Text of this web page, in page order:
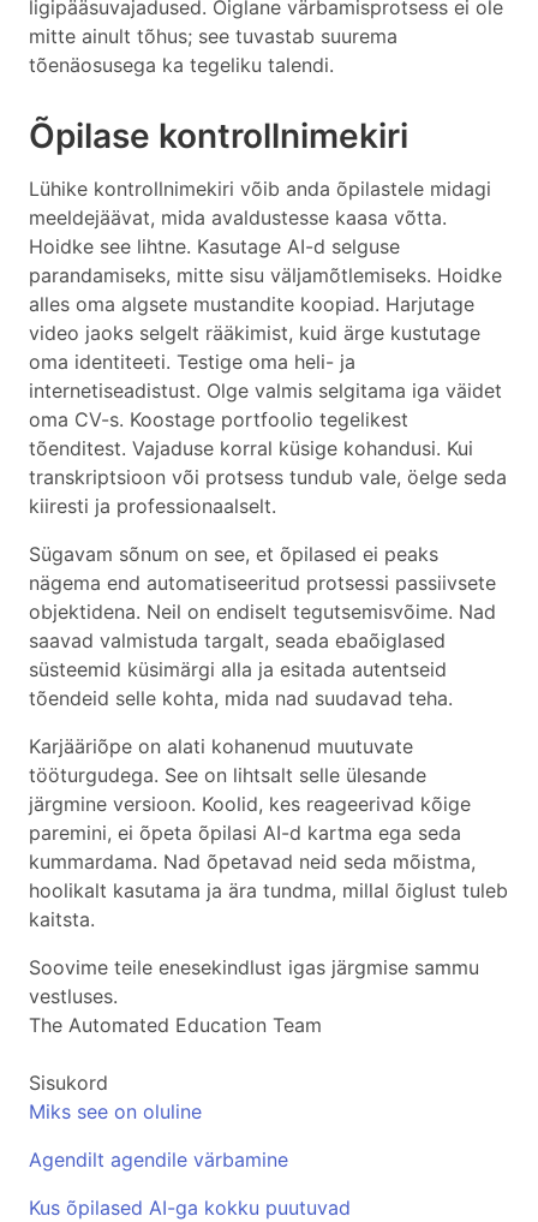
ligipääsuvajadused. Õiglane värbamisprotsess ei ole
mitte ainult tõhus; see tuvastab suurema
tõenäosusega ka tegeliku talendi.
Õpilase kontrollnimekiri
Lühike kontrollnimekiri võib anda õpilastele midagi
meeldejäävat, mida avaldustesse kaasa võtta.
Hoidke see lihtne. Kasutage AI-d selguse
parandamiseks, mitte sisu väljamõtlemiseks. Hoidke
alles oma algsete mustandite koopiad. Harjutage
video jaoks selgelt rääkimist, kuid ärge kustutage
oma identiteeti. Testige oma heli- ja
internetiseadistust. Olge valmis selgitama iga väidet
oma CV-s. Koostage portfoolio tegelikest
tõenditest. Vajaduse korral küsige kohandusi. Kui
transkriptsioon või protsess tundub vale, öelge seda
kiiresti ja professionaalselt.
Sügavam sõnum on see, et õpilased ei peaks
nägema end automatiseeritud protsessi passiivsete
objektidena. Neil on endiselt tegutsemisvõime. Nad
saavad valmistuda targalt, seada ebaõiglased
süsteemid küsimärgi alla ja esitada autentseid
tõendeid selle kohta, mida nad suudavad teha.
Karjääriõpe on alati kohanenud muutuvate
tööturgudega. See on lihtsalt selle ülesande
järgmine versioon. Koolid, kes reageerivad kõige
paremini, ei õpeta õpilasi AI-d kartma ega seda
kummardama. Nad õpetavad neid seda mõistma,
hoolikalt kasutama ja ära tundma, millal õiglust tuleb
kaitsta.
Soovime teile enesekindlust igas järgmise sammu
vestluses.
The Automated Education Team
Sisukord
Miks see on oluline
Agendilt agendile värbamine
Kus õpilased AI-ga kokku puutuvad